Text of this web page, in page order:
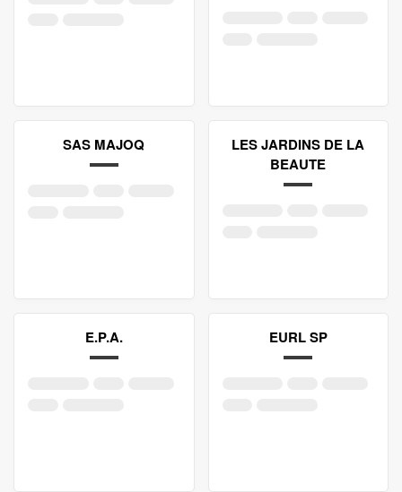
SAS MAJOQ
LES JARDINS DE LA
BEAUTE
E.P.A. EURL SP